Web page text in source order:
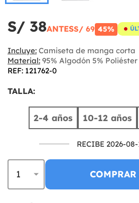
S/ 38ANTESS/ 69 45%
Incluye: Camiseta de manga corta
Material: 95% Algodón 5% Poliéster
REF: 121762-0
TALLA:
2-4 años 10-12 años
RECIBE 2026-08-